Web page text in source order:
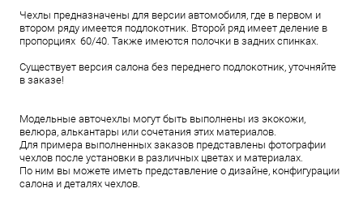
Чехлы предназначены для версии автомобиля, где в первом и
втором ряду имеется подлокотник. Второй ряд имеет деление в
пропорциях 60/40. Также имеются полочки в задних спинках.
Существует версия салона без переднего подлокотник, уточняйте
в заказе!
Модельные авточехлы могут быть выполнены из экокожи,
велюра, алькантары или сочетания этих материалов.
Для примера выполненных заказов представлены фотографии
чехлов после установки в различных цветах и материалах.
По ним вы можете иметь представление о дизайне, конфигурации
салона и деталях чехлов.